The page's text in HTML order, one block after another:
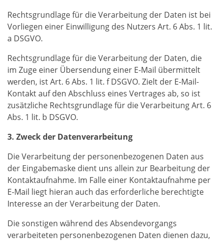
Rechtsgrundlage für die Verarbeitung der Daten ist bei
Vorliegen einer Einwilligung des Nutzers Art. 6 Abs. 1 lit.
a DSGVO.
Rechtsgrundlage für die Verarbeitung der Daten, die
im Zuge einer Übersendung einer E-Mail übermittelt
werden, ist Art. 6 Abs. 1 lit. f DSGVO. Zielt der E-Mail-
Kontakt auf den Abschluss eines Vertrages ab, so ist
zusätzliche Rechtsgrundlage für die Verarbeitung Art. 6
Abs. 1 lit. b DSGVO.
3. Zweck der Datenverarbeitung
Die Verarbeitung der personenbezogenen Daten aus
der Eingabemaske dient uns allein zur Bearbeitung der
Kontaktaufnahme. Im Falle einer Kontaktaufnahme per
E-Mail liegt hieran auch das erforderliche berechtigte
Interesse an der Verarbeitung der Daten.
Die sonstigen während des Absendevorgangs
verarbeiteten personenbezogenen Daten dienen dazu,